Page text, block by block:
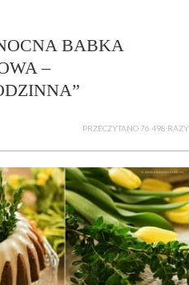
BABKA
–
PRZECZYTANO 76 498 RAZY